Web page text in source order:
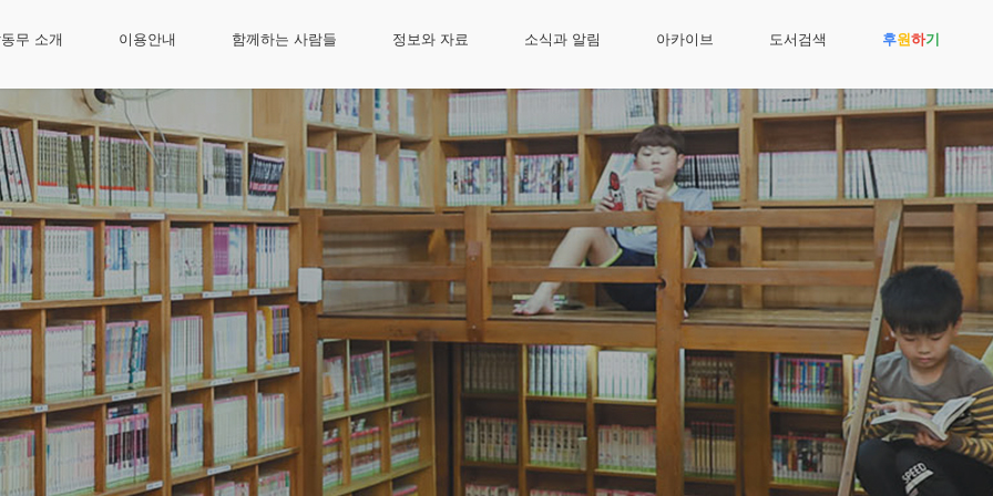
무 소개 이용안내 함께하는 사람들 정보와 자료 소식과 알림 아카이브 도서검색 후 원하 기